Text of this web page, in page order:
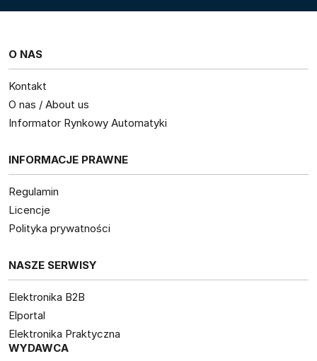
O NAS
Kontakt
O nas / About us
Informator Rynkowy Automatyki
INFORMACJE PRAWNE
Regulamin
Licencje
Polityka prywatności
NASZE SERWISY
Elektronika B2B
Elportal
Elektronika Praktyczna
WYDAWCA